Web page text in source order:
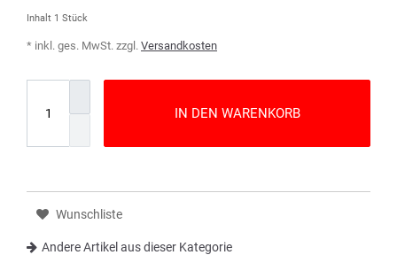
Inhalt 1 Stück
* inkl. ges. MwSt. zzgl. Versandkosten
IN DEN WARENKORB
Wunschliste
Andere Artikel aus dieser Kategorie